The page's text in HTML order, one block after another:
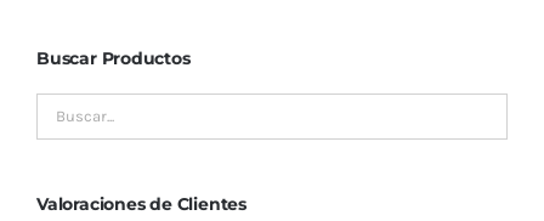
Buscar Productos
Valoraciones de Clientes